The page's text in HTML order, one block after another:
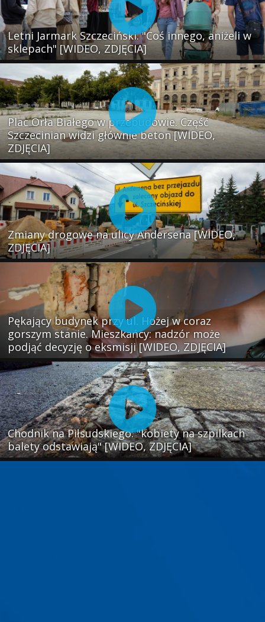
Letni Jarmark Szczeciński. "Coś innego, aniżeli w
sklepach" [WIDEO, ZDJĘCIA]
Plac Orła Białego w przebudowie. Część
Szczecinian widzi głównie beton [WIDEO,
ZDJĘCIA]
Zmiany drogowe na ulicy Andersena [WIDEO,
ZDJĘCIA]
Pękający budynek przy ul. Hożej w coraz
gorszym stanie. Mieszkańcy: nadzór może
podjąć decyzję o eksmisji [WIDEO, ZDJĘCIA]
Chodnik na Piłsudskiego: "kobiety na szpilkach
balety odstawiają" [WIDEO, ZDJĘCIA]